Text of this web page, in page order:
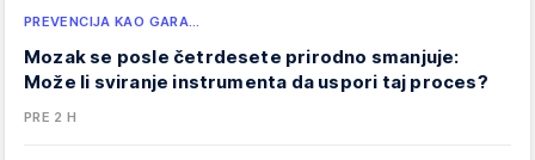
PREVENCIJA KAO GARA…
Mozak se posle četrdesete prirodno smanjuje:
Može li sviranje instrumenta da uspori taj proces?
PRE 2 H